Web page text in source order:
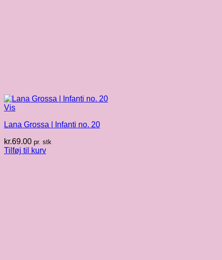
Vis
Lana Grossa | Infanti no. 20
kr.69.00 pr. stk
Tilføj til kurv